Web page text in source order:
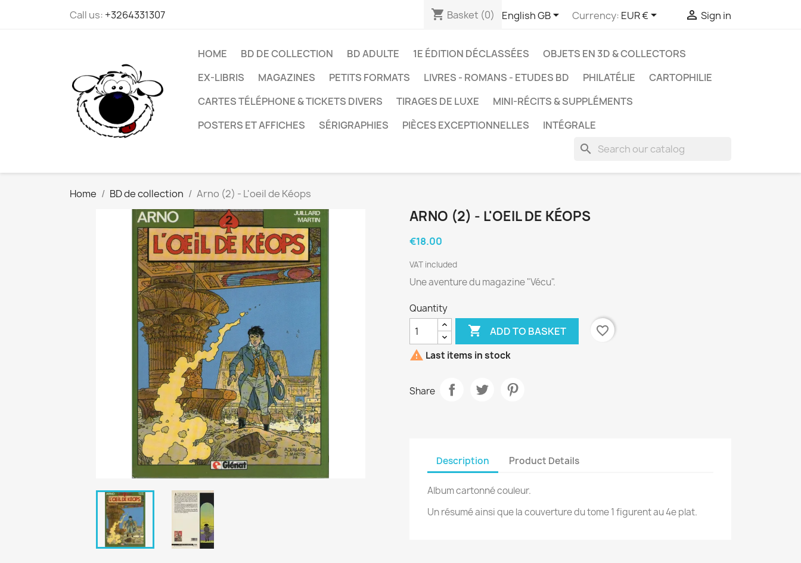
Call us: +3264331307 shopping_cart Basket (0) English GB Currency: EUR €  Sign in
HOME BD DE COLLECTION BD ADULTE 1E ÉDITION DÉCLASSÉES
OBJETS EN 3D & COLLECTORS
EX-LIBRIS
MAGAZINES PETITS FORMATS LIVRES - ROMANS - ETUDES BD PHILATÉLIE
CARTOPHILIE
CARTES TÉLÉPHONE & TICKETS DIVERS
TIRAGES DE LUXE
MINI-RÉCITS & SUPPLÉMENTS
POSTERS ET AFFICHES
SÉRIGRAPHIES PIÈCES EXCEPTIONNELLES INTÉGRALE
search
Home BD de collection Arno (2) - L'oeil de Kéops
ARNO (2) - L'OEIL DE KÉOPS
€18.00
VAT included
Une aventure du magazine "Vécu".
Quantity
 ADD TO BASKET
favorite_border
 Last items in stock
Share
Description Product Details
Album cartonné couleur.
Un résumé ainsi que la couverture du tome 1 figurent au 4e plat.